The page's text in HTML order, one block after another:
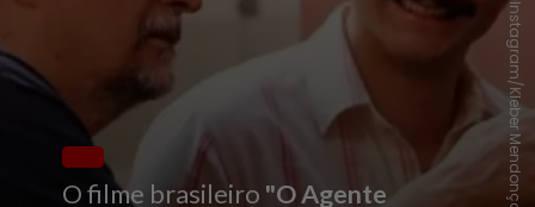
O filme brasileiro "O Agente
Instagram/Kleber Mendonça Filho